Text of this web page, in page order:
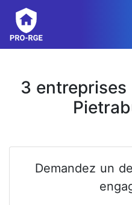
3 entreprises
Demandez un